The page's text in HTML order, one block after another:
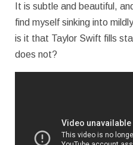
It is subtle and beautiful,
find myself sinking into
is it that Taylor Swift fills
does not?